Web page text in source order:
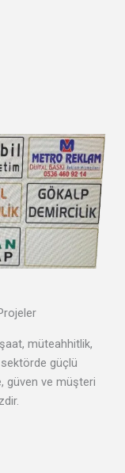
müteahhitlik,
güçlü
güven ve müşteri